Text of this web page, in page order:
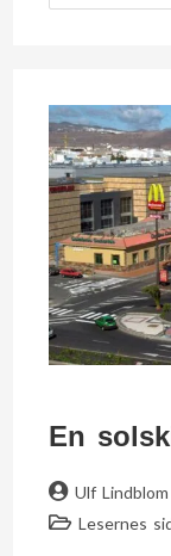
En
Ulf Lindblom
Lesernes